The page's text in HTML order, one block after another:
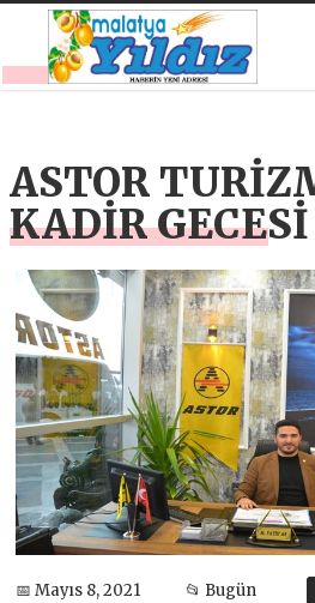
ASTOR
KADİR
📅 Mayıs 8, 2021 📂 Bugün